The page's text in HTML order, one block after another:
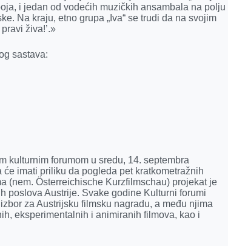
i jedan od vodećih muzičkih ansambala na polju
Na kraju, etno grupa „Iva“ se trudi da na svojim
živa!’.»
sastava:
kulturnim forumom u sredu, 14. septembra
imati priliku da pogleda pet kratkometražnih
(nem. Österreichische Kurzfilmschau) projekat je
poslova Austrije. Svake godine Kulturni forumi
za Austrijsku filmsku nagradu, a među njima
eksperimentalnih i animiranih filmova, kao i